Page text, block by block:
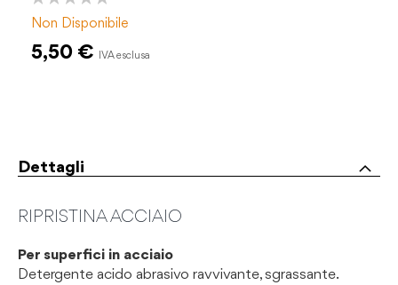
Non Disponibile
5,50 €
Dettagli
RIPRISTINA ACCIAIO
Per superfici in acciaio
Detergente acido abrasivo ravvivante, sgrassante.